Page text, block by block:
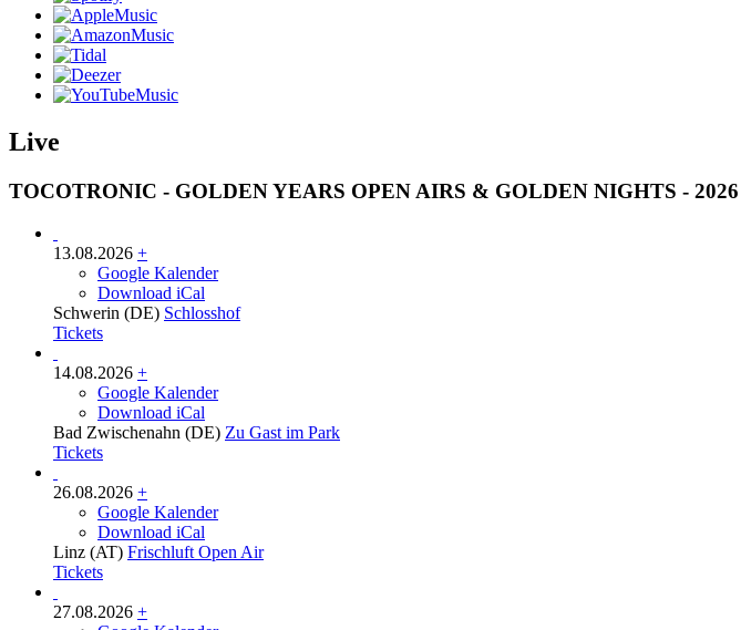
Live
TOCOTRONIC - GOLDEN YEARS OPEN AIRS & GOLDEN NIGHTS - 2026
13.08.2026 +
Google Kalender
Download iCal
Schwerin (DE) Schlosshof
Tickets
14.08.2026 +
Google Kalender
Download iCal
Bad Zwischenahn (DE) Zu Gast im Park
Tickets
26.08.2026 +
Google Kalender
Download iCal
Linz (AT) Frischluft Open Air
Tickets
27.08.2026 +